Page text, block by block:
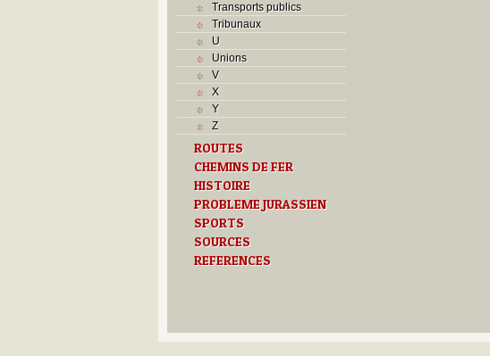
Transports publics
Tribunaux
U
Unions
V
X
Y
Z
ROUTES
CHEMINS DE FER
HISTOIRE
PROBLEME JURASSIEN
SPORTS
SOURCES
REFERENCES